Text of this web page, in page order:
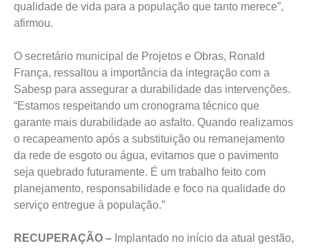
qualidade de vida para a população que tanto merece”,
afirmou.
O secretário municipal de Projetos e Obras, Ronald
França, ressaltou a importância da integração com a
Sabesp para assegurar a durabilidade das intervenções.
“Estamos respeitando um cronograma técnico que
garante mais durabilidade ao asfalto. Quando realizamos
o recapeamento após a substituição ou remanejamento
da rede de esgoto ou água, evitamos que o pavimento
seja quebrado futuramente. É um trabalho feito com
planejamento, responsabilidade e foco na qualidade do
serviço entregue à população.”
RECUPERAÇÃO – Implantado no início da atual gestão,